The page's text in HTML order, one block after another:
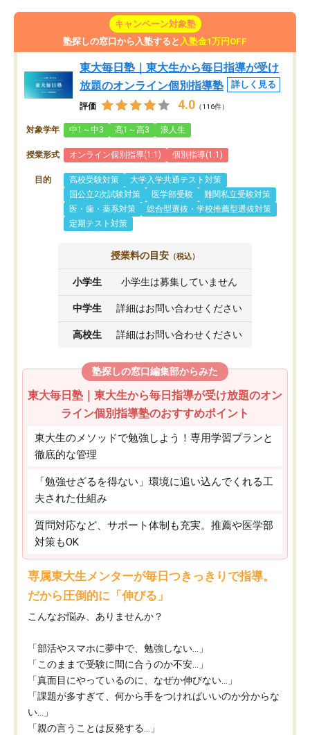
キャンペーン対象塾
塾探しの窓口から入塾すると 入塾金1万円OFF
東大毎日塾｜東大生から毎日指導が受け
放題のオンライン個別指導塾
詳しく見る
評価 4.0 （116件）
対象学年 中1～中3 高1～高3 浪人生
授業形式 オンライン個別指導(1:1) 個別指導(1:1)
目的 高校受験対策
大学入学共通テスト対策
国公立2次試験対策
医学部受験
難関私立受験対策
医・歯・薬系対策
総合型選抜・学校推薦型選抜対策
定期テスト対策
授業料の目安 （税込）
小学生 小学生は募集していません
中学生 詳細はお問い合わせください
高校生 詳細はお問い合わせください
塾探しの窓口編集部からみた
東大毎日塾｜東大生から毎日指導が受け放題のオン
ライン個別指導塾のおすすめポイント
東大生のメソッドで勉強しよう！専用学習プランと
徹底的な管理
「勉強せざるを得ない」環境に追い込んでくれる工
夫された仕組み
質問対応など、サポート体制も充実。推薦や医学部
対策もOK
専属東大生メンターが毎日つきっきりで指導。
だから圧倒的に「伸びる」
こんなお悩み、ありませんか？
「部活やスマホに夢中で、勉強しない…」
「このままで受験に間に合うのか不安…」
「真面目にやっているのに、なぜか伸びない…」
「課題が多すぎて、何から手をつければいいのか分からな
い…」
「親の言うことは反発する…」